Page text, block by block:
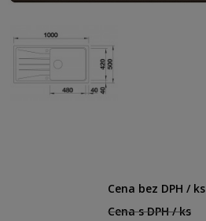
Cena bez DPH / ks
Cena s DPH / ks